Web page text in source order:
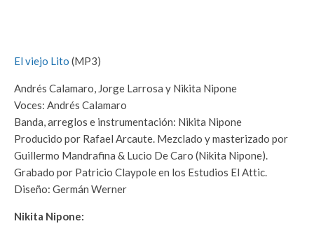
El viejo Lito (MP3)
Andrés Calamaro, Jorge Larrosa y Nikita Nipone
Voces: Andrés Calamaro
Banda, arreglos e instrumentación: Nikita Nipone
Producido por Rafael Arcaute. Mezclado y masterizado por
Guillermo Mandrafina & Lucio De Caro (Nikita Nipone).
Grabado por Patricio Claypole en los Estudios El Attic.
Diseño: Germán Werner
Nikita Nipone: